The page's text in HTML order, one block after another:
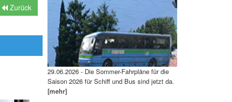
Zurück
29.06.2026 - Die Sommer-Fahrpläne für die
Saison 2026 für Schiff und Bus sind jetzt da.
[mehr]